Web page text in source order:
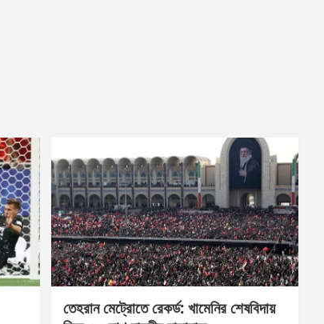
তেহরান মেট্রোতে রেকর্ড: খামেনির শেষবিদায়